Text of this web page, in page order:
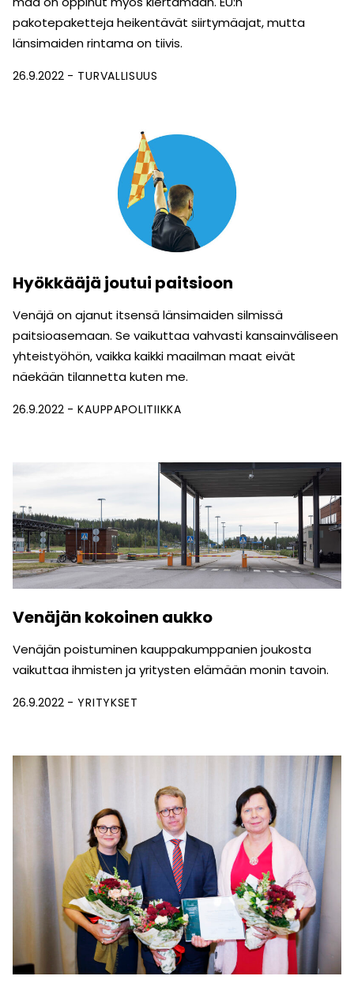
pakotepaketteja heikentävät siirtymäajat, mutta
länsimaiden rintama on tiivis.
26.9.2022 TURVALLISUUS
Hyökkääjä joutui paitsioon
Venäjä on ajanut itsensä länsimaiden silmissä
paitsioasemaan. Se vaikuttaa vahvasti kansainväliseen
yhteistyöhön, vaikka kaikki maailman maat eivät
näekään tilannetta kuten me.
26.9.2022 KAUPPAPOLITIIKKA
Venäjän kokoinen aukko
Venäjän poistuminen kauppakumppanien joukosta
vaikuttaa ihmisten ja yritysten elämään monin tavoin.
26.9.2022 YRITYKSET